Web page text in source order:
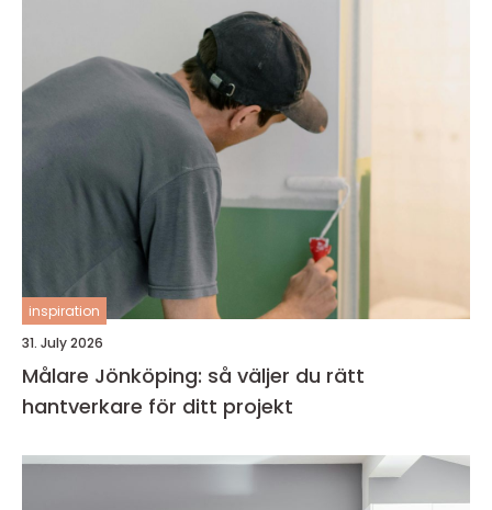
inspiration
31. July 2026
Målare Jönköping: så väljer du rätt
hantverkare för ditt projekt